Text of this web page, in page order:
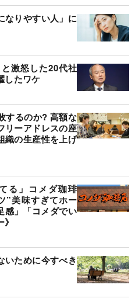
なりやすい人」に
激怒した20代社
したワケ
するのか? 高額な
リーアドレスの座
織の生産性を上げ
る」コメダ珈琲
”美味すぎてホー
感」「コメダでい
いために今すべき